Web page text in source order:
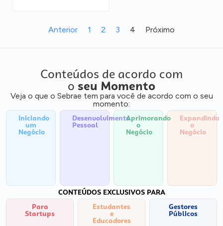
Anterior 1 2 3 4 Próximo
Conteúdos de acordo com
o seu Momento
Veja o que o Sebrae tem para você de acordo com o seu
momento:
Iniciando
um
Negócio
Desenvolvimento
Pessoal
Aprimorando
o
Negócio
Expandindo
o
Negócio
CONTEÚDOS EXCLUSIVOS PARA
Para
Startups
Estudantes
e
Educadores
Gestores
Públicos